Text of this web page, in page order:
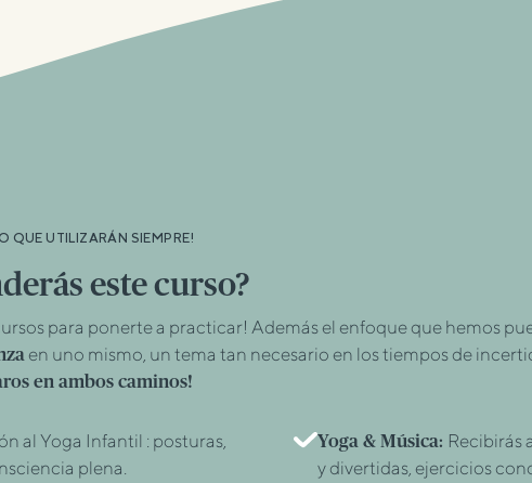
QUE UTILIZARÁN SIEMPRE!
este curso?
para ponerte a practicar! Además el enfoque que hemos
en uno mismo, un tema tan necesario en los tiempos de
en ambos caminos!
al Yoga Infantil : posturas,
plena.
Yoga & Música: Recibirás
y divertidas, ejercicios